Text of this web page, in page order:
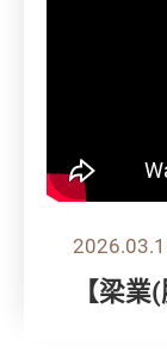
【梁